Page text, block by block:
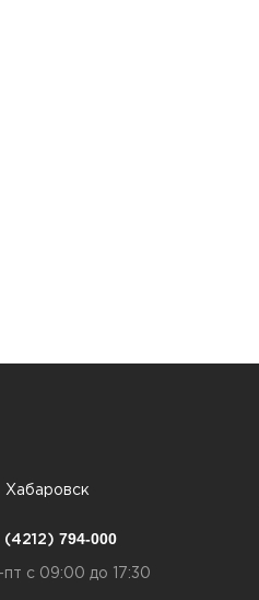
Хабаровск
(4212) 794-000
пт с 09:00 до 17:30